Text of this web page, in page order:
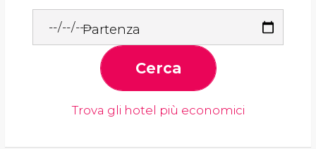
Partenza
Cerca
Trova gli hotel più economici